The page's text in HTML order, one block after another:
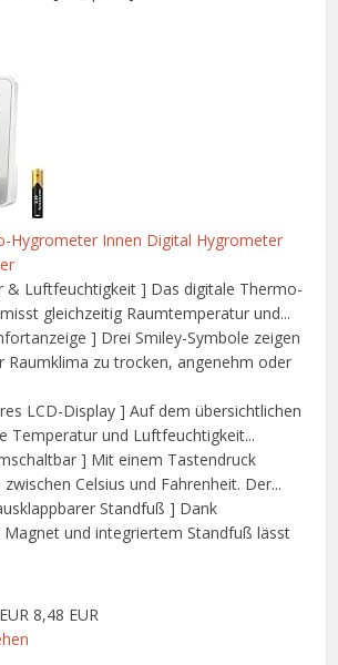
Hygrometer Innen Digital Hygrometer
& Luftfeuchtigkeit ] Das digitale Thermo-
gleichzeitig Raumtemperatur und...
] Drei Smiley-Symbole zeigen
Raumklima zu trocken, angenehm oder
LCD-Display ] Auf dem übersichtlichen
Temperatur und Luftfeuchtigkeit...
] Mit einem Tastendruck
Celsius und Fahrenheit. Der...
Standfuß ] Dank
und integriertem Standfuß lässt
8,48 EUR